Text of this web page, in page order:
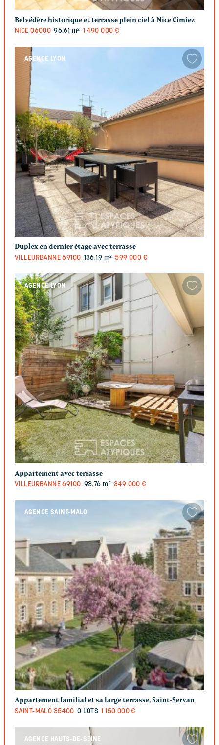
Belvédère historique et terrasse plein ciel à Nice Cimiez
NICE 06000 96.61 m² 1 490 000 €
AGENCE LYON
Duplex en dernier étage avec terrasse
VILLEURBANNE 69100 136.19 m² 599 000 €
AGENCE LYON
Appartement avec terrasse
VILLEURBANNE 69100 93.76 m² 349 000 €
AGENCE SAINT-MALO
Appartement familial et sa large terrasse, Saint-Servan
SAINT-MALO 35400 0 LOTS 1 150 000 €
AGENCE HAUTS-DE-SEINE